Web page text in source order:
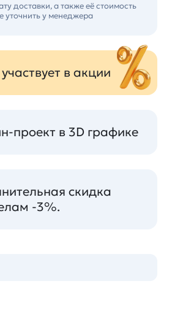
доставки, а также её стоимость
уточнить у менеджера
в акции
проект в 3D графике
скидка
-3%.